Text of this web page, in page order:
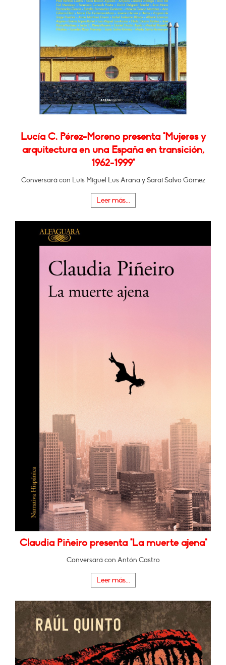
Lucía C. Pérez-Moreno presenta "Mujeres y
arquitectura en una España en transición,
1962-1999"
Conversará con Luis Miguel Lus Arana y Sarai Salvo Gómez
Leer más...
Claudia Piñeiro presenta "La muerte ajena"
Conversará con Antón Castro
Leer más...